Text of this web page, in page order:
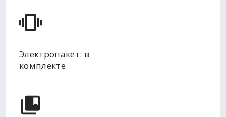
Электропакет: в
комплекте